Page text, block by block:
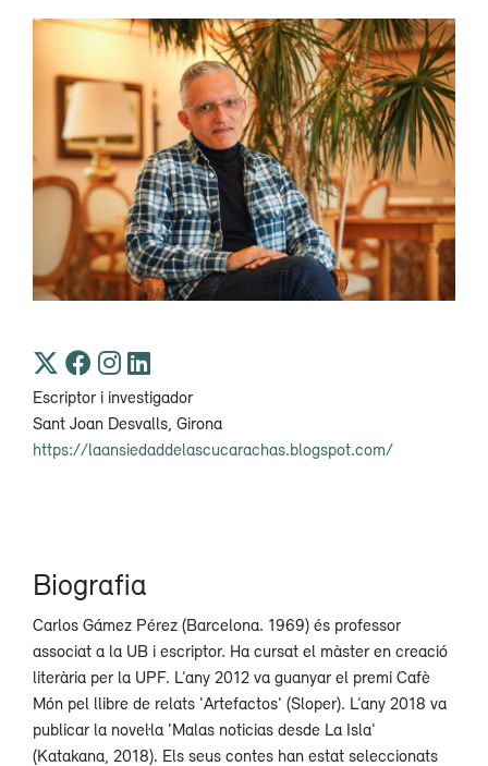
Escriptor i investigador
Sant Joan Desvalls, Girona
https://laansiedaddelascucarachas.blogspot.com/
Biografia
Carlos Gámez Pérez (Barcelona. 1969) és professor
associat a la UB i escriptor. Ha cursat el màster en creació
literària per la UPF. L’any 2012 va guanyar el premi Cafè
Món pel llibre de relats 'Artefactos' (Sloper). L’any 2018 va
publicar la novel·la 'Malas noticias desde La Isla'
(Katakana, 2018). Els seus contes han estat seleccionats